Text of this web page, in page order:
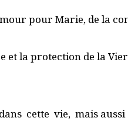
pour Marie, de la
et la protection de la
cette vie, mais